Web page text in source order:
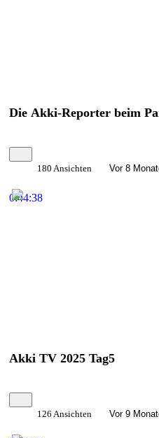
Die Akki-Reporter beim
180 Ansichten Vor 8
0:44:38
Akki TV 2025 Tag5
126 Ansichten Vor 9